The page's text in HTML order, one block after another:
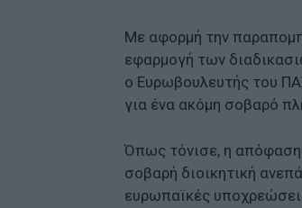
Με αφορμή την
εφαρμογή των
ο Ευρωβουλευτής του
για ένα ακόμη σοβαρό
Όπως τόνισε, η απόφαση
σοβαρή διοικητική
ευρωπαϊκές